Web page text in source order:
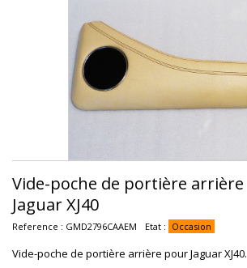
Vide-poche de portière arrière
Jaguar XJ40
Reference : GMD2796CAAEM Etat : Occasion
Vide-poche de portière arrière pour Jaguar XJ40.